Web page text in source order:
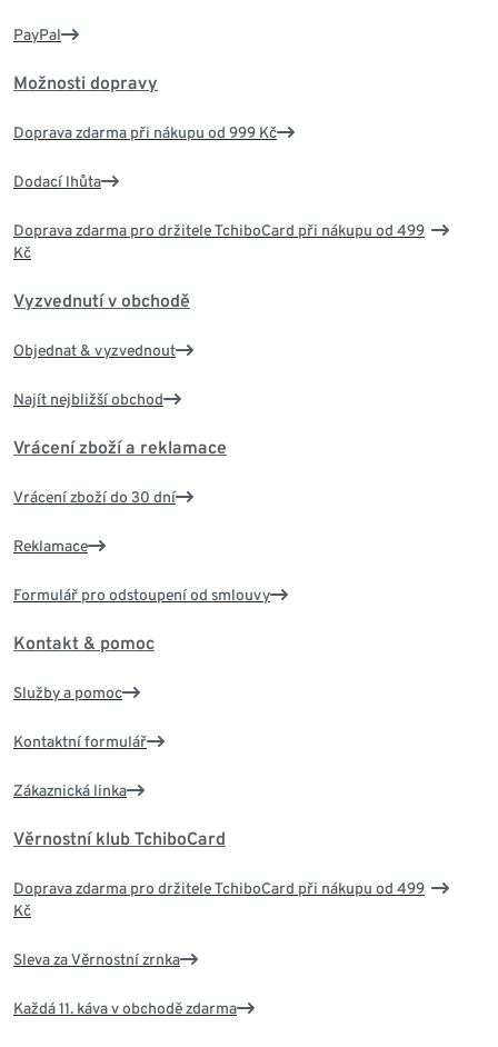
PayPal
Možnosti dopravy
Doprava zdarma při nákupu od 999 Kč
Dodací lhůta
Doprava zdarma pro držitele TchiboCard při nákupu od 499
Kč
Vyzvednutí v obchodě
Objednat & vyzvednout
Najít nejbližší obchod
Vrácení zboží a reklamace
Vrácení zboží do 30 dní
Reklamace
Formulář pro odstoupení od smlouvy
Kontakt & pomoc
Služby a pomoc
Kontaktní formulář
Zákaznická linka
Věrnostní klub TchiboCard
Doprava zdarma pro držitele TchiboCard při nákupu od 499
Kč
Sleva za Věrnostní zrnka
Každá 11. káva v obchodě zdarma